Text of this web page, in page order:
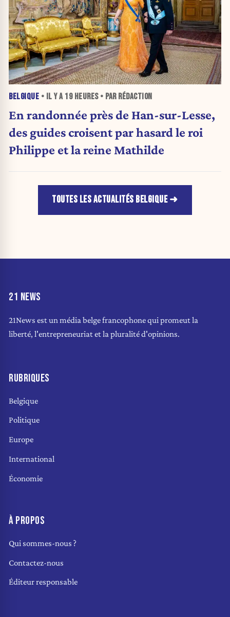
BELGIQUE • IL Y A 19 HEURES• PAR RÉDACTION
En randonnée près de Han-sur-Lesse,
des guides croisent par hasard le roi
Philippe et la reine Mathilde
TOUTES LES ACTUALITÉS BELGIQUE
21 NEWS
21News est un média belge francophone qui promeut la
liberté, l'entrepreneuriat et la pluralité d'opinions.
RUBRIQUES
Belgique
Politique
Europe
International
Économie
À PROPOS
Qui sommes-nous ?
Contactez-nous
Éditeur responsable